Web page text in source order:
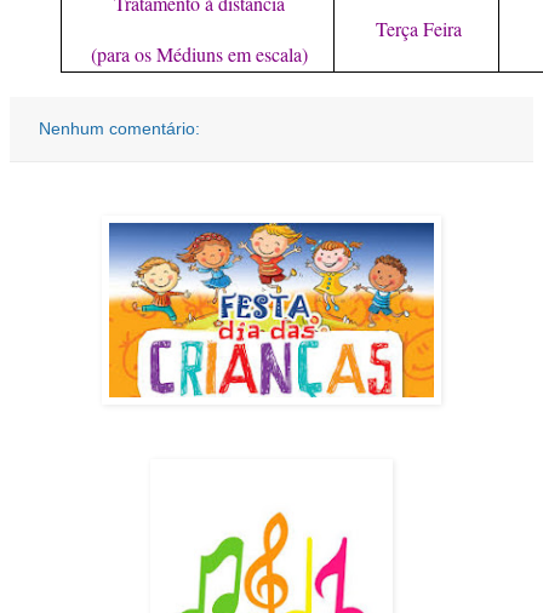
(para os Médiuns em escala)
Terça Feira
Nenhum comentário: